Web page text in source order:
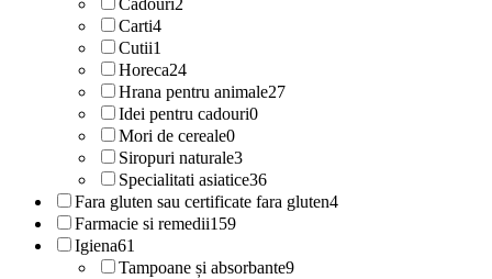
Cadouri2
Carti4
Cutii1
Horeca24
Hrana pentru animale27
Idei pentru cadouri0
Mori de cereale0
Siropuri naturale3
Specialitati asiatice36
Fara gluten sau certificate fara gluten4
Farmacie si remedii159
Igiena61
Tampoane și absorbante9